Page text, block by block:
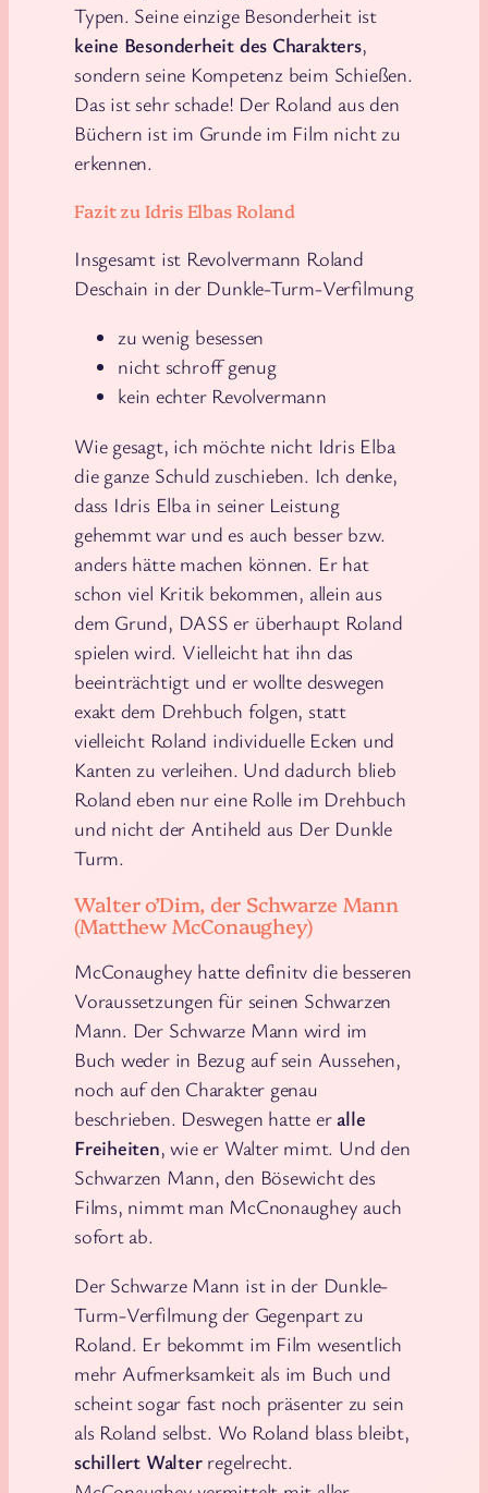
Typen. Seine einzige Besonderheit ist
keine Besonderheit des Charakters,
sondern seine Kompetenz beim Schießen.
Das ist sehr schade! Der Roland aus den
Büchern ist im Grunde im Film nicht zu
erkennen.
Fazit zu Idris Elbas Roland
Insgesamt ist Revolvermann Roland
Deschain in der Dunkle-Turm-Verfilmung
zu wenig besessen
nicht schroff genug
kein echter Revolvermann
Wie gesagt, ich möchte nicht Idris Elba
die ganze Schuld zuschieben. Ich denke,
dass Idris Elba in seiner Leistung
gehemmt war und es auch besser bzw.
anders hätte machen können. Er hat
schon viel Kritik bekommen, allein aus
dem Grund, DASS er überhaupt Roland
spielen wird. Vielleicht hat ihn das
beeinträchtigt und er wollte deswegen
exakt dem Drehbuch folgen, statt
vielleicht Roland individuelle Ecken und
Kanten zu verleihen. Und dadurch blieb
Roland eben nur eine Rolle im Drehbuch
und nicht der Antiheld aus Der Dunkle
Turm.
Walter o’Dim, der Schwarze Mann
(Matthew McConaughey)
McConaughey hatte definitv die besseren
Voraussetzungen für seinen Schwarzen
Mann. Der Schwarze Mann wird im
Buch weder in Bezug auf sein Aussehen,
noch auf den Charakter genau
beschrieben. Deswegen hatte eralle
Freiheiten, wie er Walter mimt. Und den
Schwarzen Mann, den Bösewicht des
Films, nimmt man McCnonaughey auch
sofort ab.
Der Schwarze Mann ist in der Dunkle-
Turm-Verfilmung der Gegenpart zu
Roland. Er bekommt im Film wesentlich
mehr Aufmerksamkeit als im Buch und
scheint sogar fast noch präsenter zu sein
als Roland selbst. Wo Roland blass bleibt,
schillert Walterregelrecht.